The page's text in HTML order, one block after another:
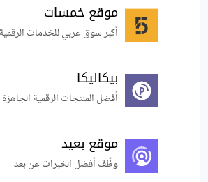
موقع خمسات
أكبر سوق عربي للخدمات الرقمية
بيكاليكا
أفضل المنتجات الرقمية الجاهزة
موقع بعيد
وظّف أفضل الخبرات عن بعد